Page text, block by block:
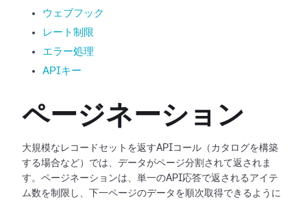
ウェブフック
レート制限
エラー処理
APIキー
ページネーション
大規模なレコードセットを返すAPIコール（カタログを構築
する場合など）では、データがページ分割されて返されま
す。ページネーションは、単一のAPI応答で返されるアイテ
ム数を制限し、下一ページのデータを順次取得できるように